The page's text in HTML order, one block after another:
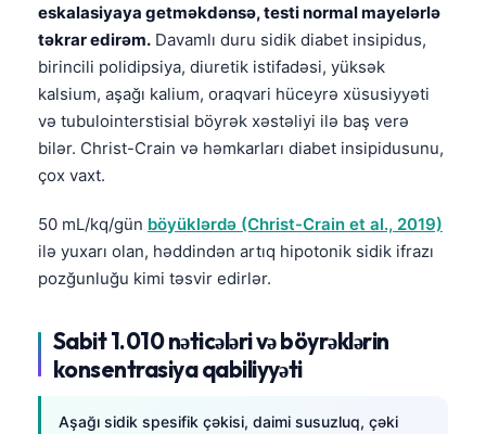
eskalasiyaya getməkdənsə, testi normal mayelərlə
təkrar edirəm. Davamlı duru sidik diabet insipidus,
birincili polidipsiya, diuretik istifadəsi, yüksək
kalsium, aşağı kalium, oraqvari hüceyrə xüsusiyyəti
və tubulointerstisial böyrək xəstəliyi ilə baş verə
bilər. Christ-Crain və həmkarları diabet insipidusunu,
çox vaxt.
50 mL/kq/gün böyüklərdə (Christ-Crain et al., 2019)
ilə yuxarı olan, həddindən artıq hipotonik sidik ifrazı
pozğunluğu kimi təsvir edirlər.
Sabit 1.010 nəticələri və böyrəklərin
konsentrasiya qabiliyyəti
Aşağı sidik spesifik çəkisi, daimi susuzluq, çəki